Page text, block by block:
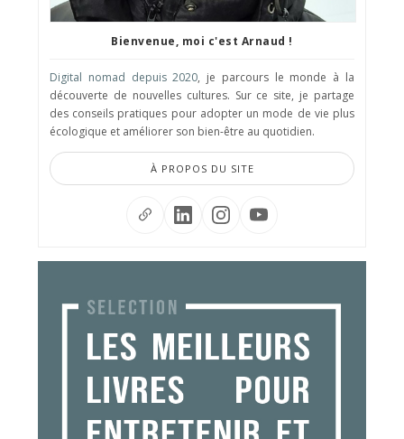
Bienvenue, moi c'est Arnaud !
Digital nomad depuis 2020, je parcours le monde à la
découverte de nouvelles cultures. Sur ce site, je partage
des conseils pratiques pour adopter un mode de vie plus
écologique et améliorer son bien-être au quotidien.
À PROPOS DU SITE